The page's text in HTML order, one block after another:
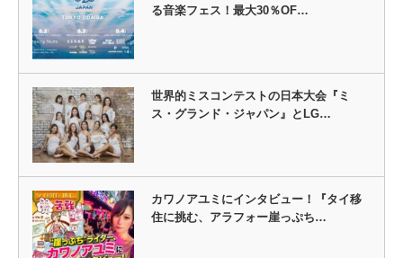
る音楽フェス！最大30％OF…
世界的ミスコンテストの日本大会『ミ
ス・グランド・ジャパン』とLG…
カワノアユミにインタビュー！『タイ移
住に挑む、アラフォー崖っぷち…